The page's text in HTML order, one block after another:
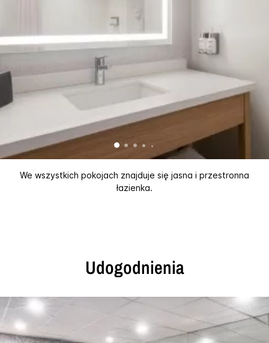
We wszystkich pokojach znajduje się jasna i przestronna
łazienka.
Udogodnienia